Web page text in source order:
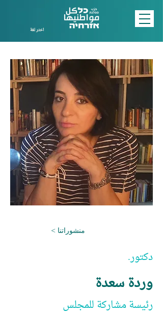
اختر لغة
< منشوراتنا
دكتور.
وردة سعدة
رئيسة مشاركة للمجلس